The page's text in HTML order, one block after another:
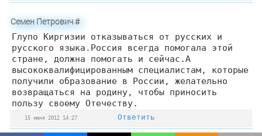
Семен Петрович#
Глупо Киргизии отказываться от русских и
русского языка.Россия всегда помогала этой
стране, должна помогать и сейчас.А
высококвалифицированным специалистам, которые
получили образование в России, желательно
возвращаться на родину, чтобы приносить
пользу своему Отечеству.
15 июня 2012 14:27 Ответить